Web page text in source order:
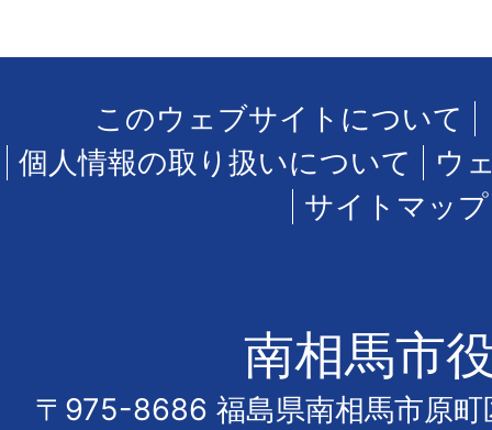
このウェブサイトについて
個人情報の取り扱いについて
ウ
サイトマップ
南相馬市
〒975-8686 福島県南相馬市原町